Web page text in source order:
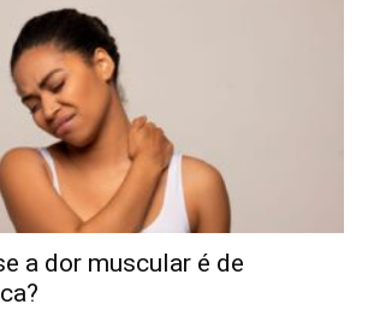
a dor muscular é de